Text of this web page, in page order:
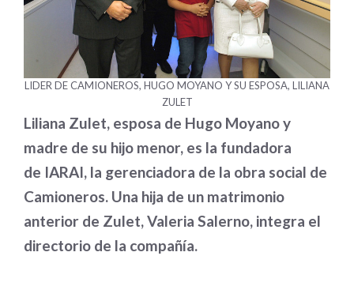
LIDER DE CAMIONEROS, HUGO MOYANO Y SU ESPOSA, LILIANA
ZULET
Liliana Zulet, esposa de Hugo Moyano y
madre de su hijo menor, es la fundadora
de IARAI, la gerenciadora de la obra social de
Camioneros. Una hija de un matrimonio
anterior de Zulet, Valeria Salerno, integra el
directorio de la compañía.